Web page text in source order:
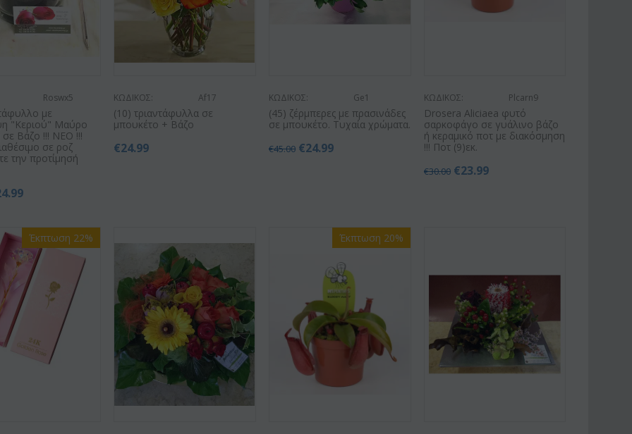
Roswx5
με
"Κεριού" Μαύρο
Βάζο !!! ΝΕΟ !!!
σε ροζ
την προτίμησή
ΚΩΔΙΚΟΣ: Af17
(10) τριαντάφυλλα σε
μπουκέτο + Βάζο
€24.99
ΚΩΔΙΚΟΣ: Ge1
(45) ζέρμπερες με πρασινάδες
σε μπουκέτο. Τυχαία χρώματα.
€45.00 €24.99
ΚΩΔΙΚΟΣ: Plcarn9
Drosera Aliciaea φυτό
σαρκοφάγο σε γυάλινο βάζο
ή κεραμικό ποτ με διακόσμηση
!!! Ποτ (9)εκ.
€30.00 €23.99
Έκπτωση 22% Έκπτωση 20%